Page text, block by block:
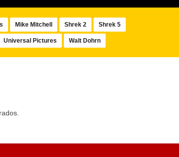
Mike Mitchell Shrek 2 Shrek 5
Universal Pictures Walt Dohrn